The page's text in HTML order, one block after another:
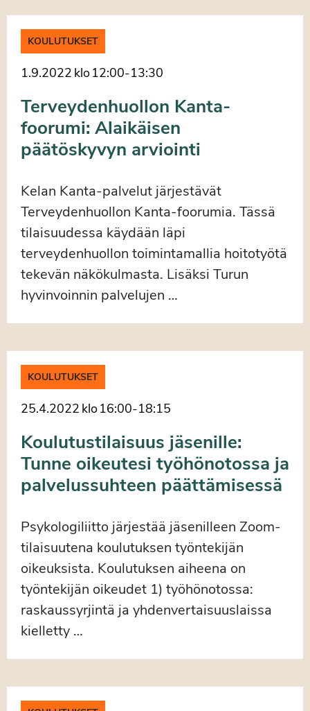
KOULUTUKSET
1.9.2022 klo12:00-13:30
Terveydenhuollon Kanta-
foorumi: Alaikäisen
päätöskyvyn arviointi
Kelan Kanta-palvelut järjestävät
Terveydenhuollon Kanta-foorumia. Tässä
tilaisuudessa käydään läpi
terveydenhuollon toimintamallia hoitotyötä
tekevän näkökulmasta. Lisäksi Turun
hyvinvoinnin palvelujen …
KOULUTUKSET
25.4.2022 klo16:00-18:15
Koulutustilaisuus jäsenille:
Tunne oikeutesi työhönotossa ja
palvelussuhteen päättämisessä
Psykologiliitto järjestää jäsenilleen Zoom-
tilaisuutena koulutuksen työntekijän
oikeuksista. Koulutuksen aiheena on
työntekijän oikeudet 1) työhönotossa:
raskaussyrjintä ja yhdenvertaisuuslaissa
kielletty …